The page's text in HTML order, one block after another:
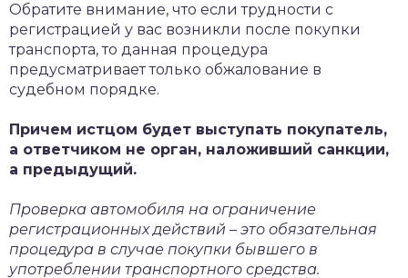
Обратите внимание, что если трудности с
регистрацией у вас возникли после покупки
транспорта, то данная процедура
предусматривает только обжалование в
судебном порядке.
Причем истцом будет выступать покупатель,
а ответчиком не орган, наложивший санкции,
а предыдущий.
Проверка автомобиля на ограничение
регистрационных действий – это обязательная
процедура в случае покупки бывшего в
употреблении транспортного средства.